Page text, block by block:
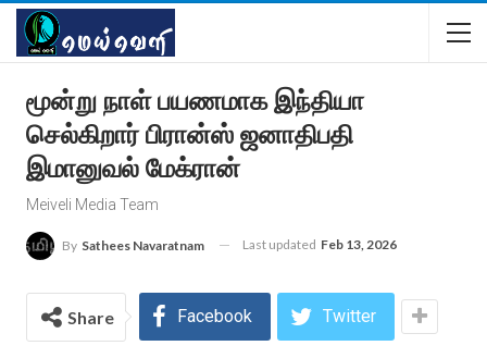
மூன்று நாள் பயணமாக இந்தியா
செல்கிறார் பிரான்ஸ் ஜனாதிபதி
இமானுவல் மேக்ரான்
Meiveli Media Team
By Sathees Navaratnam Last updated Feb 13, 2026
Share Facebook Twitter